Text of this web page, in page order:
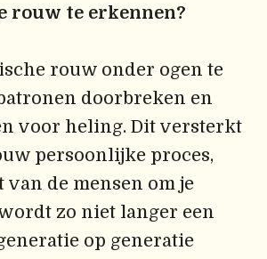
rouw te erkennen?
rouw onder ogen te
doorbreken en
voor heling. Dit versterkt
persoonlijke proces,
van de mensen om je
zo niet langer een
op generatie